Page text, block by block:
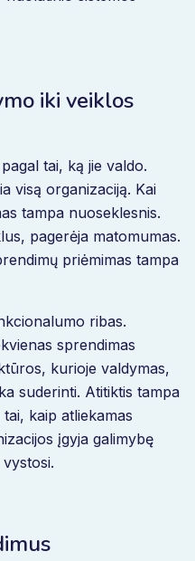
iki veiklos
tai, ką jie valdo.
visą organizaciją. Kai
tampa nuoseklesnis.
pagerėja matomumas.
priėmimas tampa
ribas.
sprendimas
kurioje valdymas,
suderinti. Atitiktis tampa
kaip atliekamas
įgyja galimybę